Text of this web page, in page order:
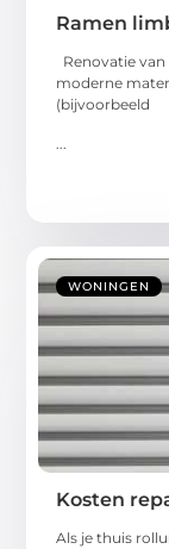
Ramen
Renovatie
moderne
(bijvoorbeeld
WONINGEN
Kosten
Als je thuis